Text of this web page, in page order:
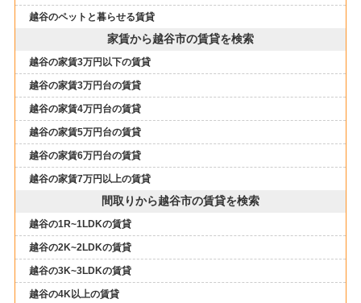
越谷のペットと暮らせる賃貸
家賃から越谷市の賃貸を検索
越谷の家賃3万円以下の賃貸
越谷の家賃3万円台の賃貸
越谷の家賃4万円台の賃貸
越谷の家賃5万円台の賃貸
越谷の家賃6万円台の賃貸
越谷の家賃7万円以上の賃貸
間取りから越谷市の賃貸を検索
越谷の1R~1LDKの賃貸
越谷の2K~2LDKの賃貸
越谷の3K~3LDKの賃貸
越谷の4K以上の賃貸